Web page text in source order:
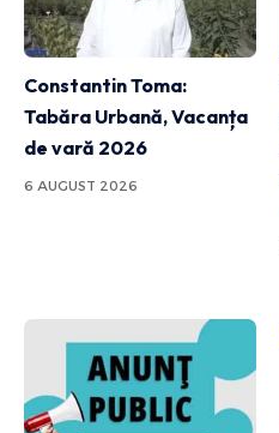
Constantin Toma:
Tabăra Urbană, Vacanța
de vară 2026
6 AUGUST 2026